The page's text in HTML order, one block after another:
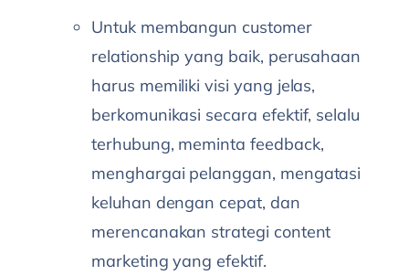
Untuk membangun customer
relationship yang baik, perusahaan
harus memiliki visi yang jelas,
berkomunikasi secara efektif, selalu
terhubung, meminta feedback,
menghargai pelanggan, mengatasi
keluhan dengan cepat, dan
merencanakan strategi content
marketing yang efektif.